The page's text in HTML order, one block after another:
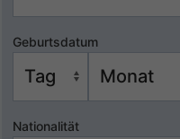
Geburtsdatum
Nationalität